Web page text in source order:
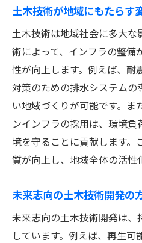
持続可能な発展を
土木技術革新が
土木技術で持続
革新的な土木技
地域発展を加速
エコデザインとグリ
土木技術による
グリーンインフ
土木技術で環境に
地域の未来を変
エコデザインの
土木技術が地域にもたらす
土木技術は地域社会に多大な
術によって、インフラの整備
性が向上します。例えば、耐
対策のための排水システム
い地域づくりが可能です。ま
ンインフラの採用は、環境
境を守ることに貢献します。
質が向上し、地域全体の活性
未来志向の土木技術開発の
未来志向の土木技術開発は
しています。例えば、再生可